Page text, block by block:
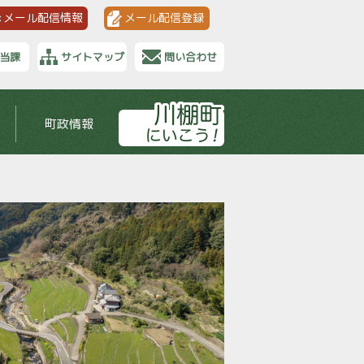
メール配信情報 メール配信登録
課 サイトマップ 問い合わせ
町政情報